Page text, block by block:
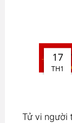
17
TH1
Tử vi người